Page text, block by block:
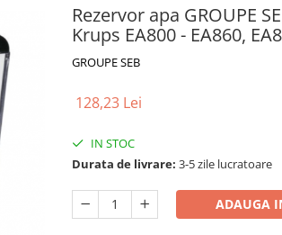
Rezervor apa GROUPE
Krups EA800 - EA860,
GROUPE SEB
128,23 Lei
IN STOC
Durata de livrare: 3-5 zile lucratoare
ADAUGA